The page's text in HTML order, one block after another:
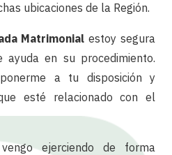
ubicaciones de la Región.
Matrimonial estoy segura
en su procedimiento.
a tu disposición y
esté relacionado con el
ejerciendo de forma